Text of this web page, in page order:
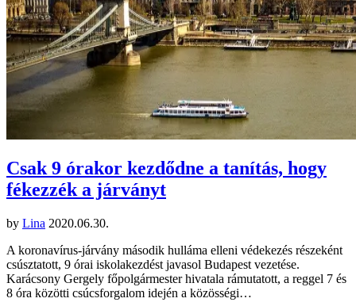
Csak 9 órakor kezdődne a tanítás, hogy
fékezzék a járványt
by Lina 2020.06.30.
A koronavírus-járvány második hulláma elleni védekezés részeként
csúsztatott, 9 órai iskolakezdést javasol Budapest vezetése.
Karácsony Gergely főpolgármester hivatala rámutatott, a reggel 7 és
8 óra közötti csúcsforgalom idején a közösségi…